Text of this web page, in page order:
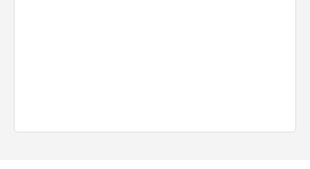
製とを破棄することにより本契約をいつでも 解